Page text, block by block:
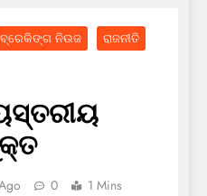
ବ୍ରେକିଙ୍ଗ ନିଉଜ
ରାଜନୀତି
0 1 Mins